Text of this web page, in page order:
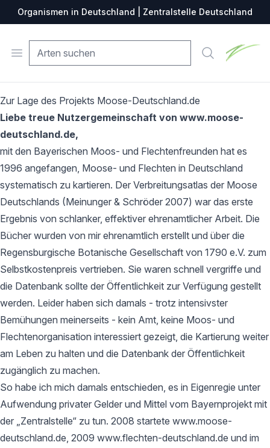
Organismen in Deutschland | Zentralstelle Deutschland
Open menu Suche
Zur Lage des Projekts Moose-Deutschland.de
Liebe treue Nutzergemeinschaft von www.moose-
deutschland.de,
mit den Bayerischen Moos- und Flechtenfreunden hat es
1996 angefangen, Moose- und Flechten in Deutschland
systematisch zu kartieren. Der Verbreitungsatlas der Moose
Deutschlands (Meinunger & Schröder 2007) war das erste
Ergebnis von schlanker, effektiver ehrenamtlicher Arbeit. Die
Bücher wurden von mir ehrenamtlich erstellt und über die
Regensburgische Botanische Gesellschaft von 1790 e.V. zum
Selbstkostenpreis vertrieben. Sie waren schnell vergriffe und
die Datenbank sollte der Öffentlichkeit zur Verfügung gestellt
werden. Leider haben sich damals - trotz intensivster
Bemühungen meinerseits - kein Amt, keine Moos- und
Flechtenorganisation interessiert gezeigt, die Kartierung weiter
am Leben zu halten und die Datenbank der Öffentlichkeit
zugänglich zu machen.
So habe ich mich damals entschieden, es in Eigenregie unter
Aufwendung privater Gelder und Mittel vom Bayernprojekt mit
der „Zentralstelle“ zu tun. 2008 startete www.moose-
deutschland.de, 2009 www.flechten-deutschland.de und im